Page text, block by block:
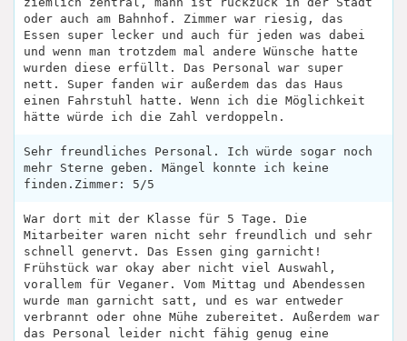
oder auch am Bahnhof. Zimmer war riesig, das
Essen super lecker und auch für jeden was dabei
und wenn man trotzdem mal andere Wünsche hatte
wurden diese erfüllt. Das Personal war super
nett. Super fanden wir außerdem das das Haus
einen Fahrstuhl hatte. Wenn ich die Möglichkeit
hätte würde ich die Zahl verdoppeln.
Sehr freundliches Personal. Ich würde sogar noch
mehr Sterne geben. Mängel konnte ich keine
finden.Zimmer: 5/5
War dort mit der Klasse für 5 Tage. Die
Mitarbeiter waren nicht sehr freundlich und sehr
schnell genervt. Das Essen ging garnicht!
Frühstück war okay aber nicht viel Auswahl,
vorallem für Veganer. Vom Mittag und Abendessen
wurde man garnicht satt, und es war entweder
verbrannt oder ohne Mühe zubereitet. Außerdem war
das Personal leider nicht fähig genug eine